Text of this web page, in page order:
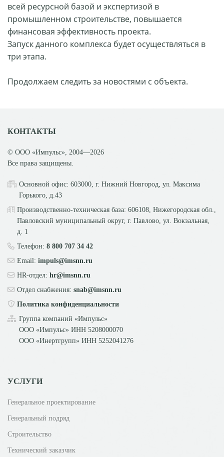
всей ресурсной базой и экспертизой в
промышленном строительстве, повышается
финансовая эффективность проекта.
Запуск данного комплекса будет осуществляться в
три этапа.
Продолжаем следить за новостями с объекта.
КОНТАКТЫ
© ООО «Импульс», 2004—2026
Все права защищены.
Основной офис: 603000, г. Нижний Новгород, ул. Максима
Горького, д.43
Производственно-техническая база: 606108, Нижегородская обл.,
Павловский муниципальный округ, г. Павлово, ул. Вокзальная,
д. 1
Телефон: 8 800 707 34 42
Email: impuls@imsnn.ru
HR-отдел: hr@imsnn.ru
Отдел снабжения: snab@imsnn.ru
Политика конфиденциальности
Группа компаний «Импульс»
ООО «Импульс» ИНН 5208000070
ООО «Инертгрупп» ИНН 5252041276
УСЛУГИ
Генеральное проектирование
Генеральный подряд
Строительство
Технический заказчик